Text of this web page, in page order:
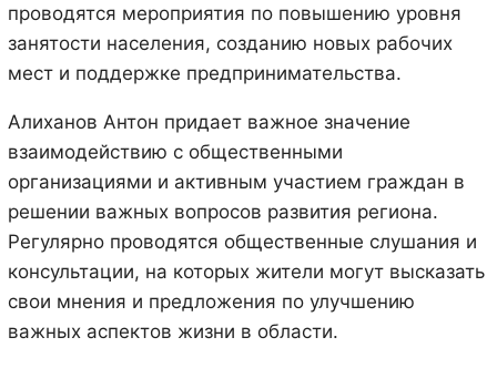
проводятся мероприятия по повышению уровня
занятости населения, созданию новых рабочих
мест и поддержке предпринимательства.
Алиханов Антон придает важное значение
взаимодействию с общественными
организациями и активным участием граждан в
решении важных вопросов развития региона.
Регулярно проводятся общественные слушания и
консультации, на которых жители могут высказать
свои мнения и предложения по улучшению
важных аспектов жизни в области.